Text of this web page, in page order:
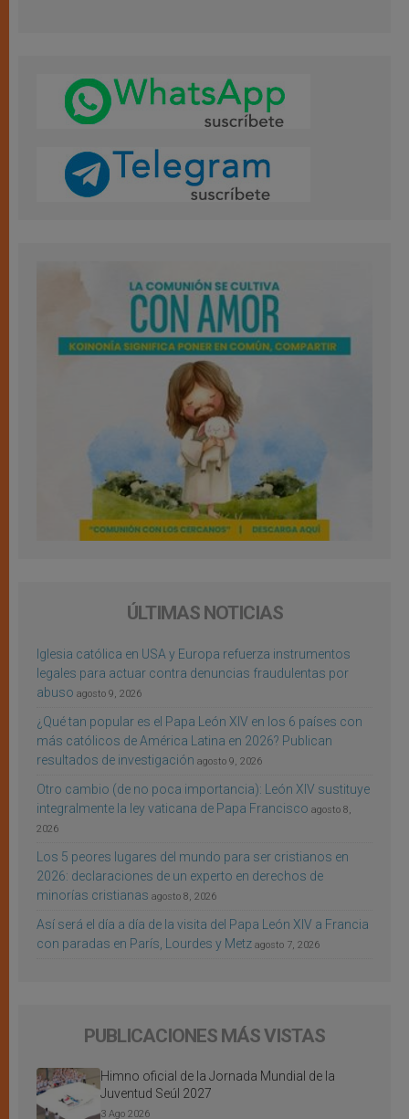
ÚLTIMAS NOTICIAS
Iglesia católica en USA y Europa refuerza instrumentos
legales para actuar contra denuncias fraudulentas por
abuso agosto 9, 2026
¿Qué tan popular es el Papa León XIV en los 6 países con
más católicos de América Latina en 2026? Publican
resultados de investigación agosto 9, 2026
Otro cambio (de no poca importancia): León XIV sustituye
integralmente la ley vaticana de Papa Francisco agosto 8,
2026
Los 5 peores lugares del mundo para ser cristianos en
2026: declaraciones de un experto en derechos de
minorías cristianas agosto 8, 2026
Así será el día a día de la visita del Papa León XIV a Francia
con paradas en París, Lourdes y Metz agosto 7, 2026
PUBLICACIONES MÁS VISTAS
Himno oficial de la Jornada Mundial de la
Juventud Seúl 2027
3 Ago 2026